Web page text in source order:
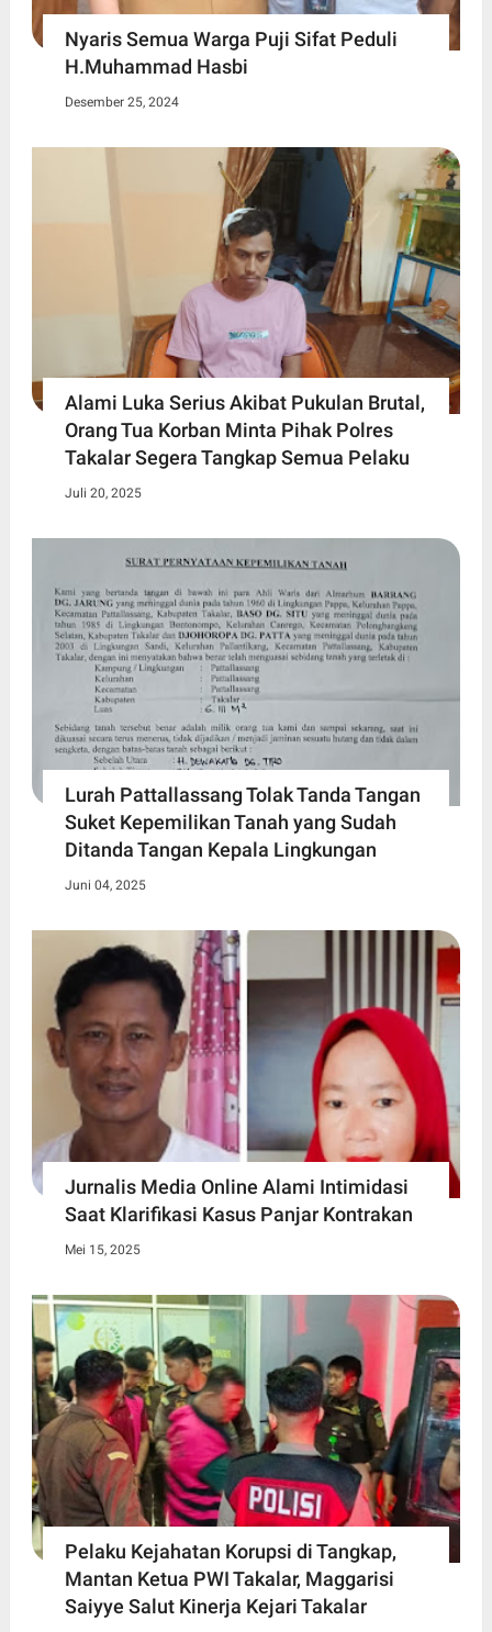
Nyaris Semua Warga Puji Sifat Peduli
H.Muhammad Hasbi
Desember 25, 2024
Alami Luka Serius Akibat Pukulan Brutal,
Orang Tua Korban Minta Pihak Polres
Takalar Segera Tangkap Semua Pelaku
Juli 20, 2025
Lurah Pattallassang Tolak Tanda Tangan
Suket Kepemilikan Tanah yang Sudah
Ditanda Tangan Kepala Lingkungan
Juni 04, 2025
Jurnalis Media Online Alami Intimidasi
Saat Klarifikasi Kasus Panjar Kontrakan
Mei 15, 2025
Pelaku Kejahatan Korupsi di Tangkap,
Mantan Ketua PWI Takalar, Maggarisi
Saiyye Salut Kinerja Kejari Takalar